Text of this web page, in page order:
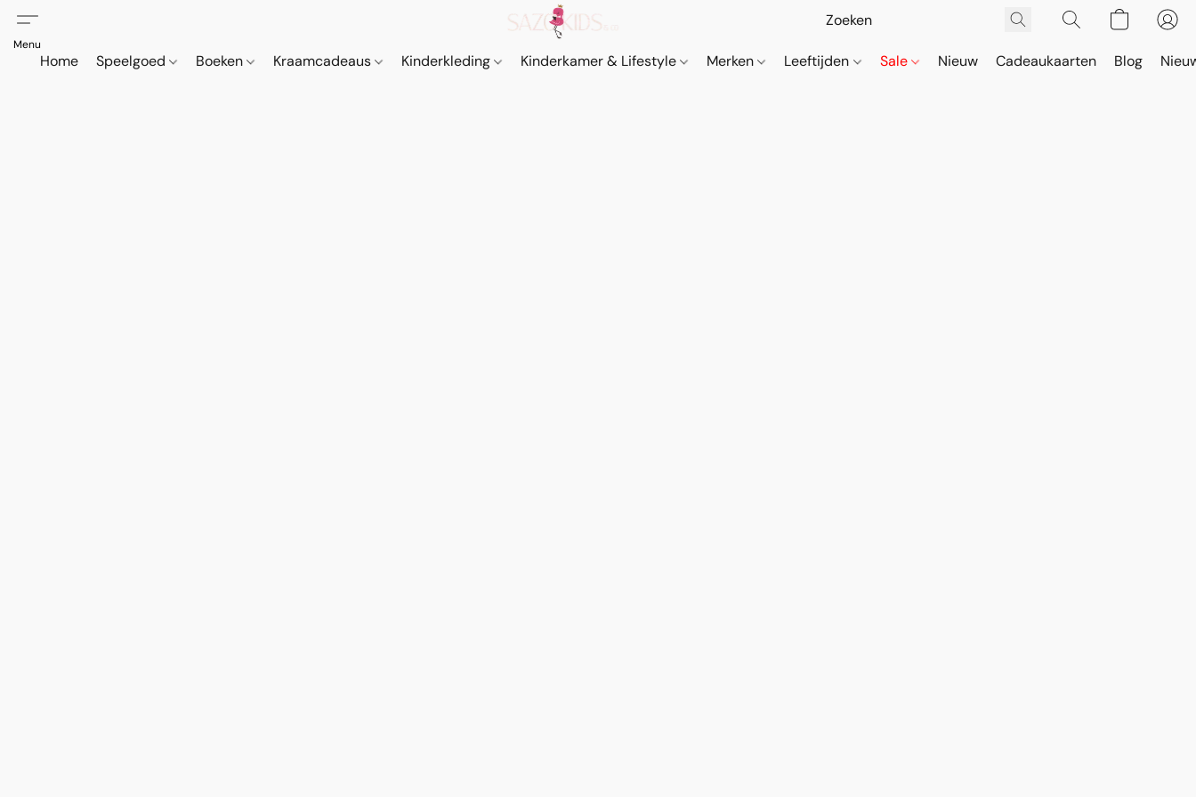
Home Speelgoed Boeken Kraamcadeaus Kinderkleding Kinderkamer & Lifestyle Merken Leeftijden Sale Nieuw Cadeaukaarten Blog